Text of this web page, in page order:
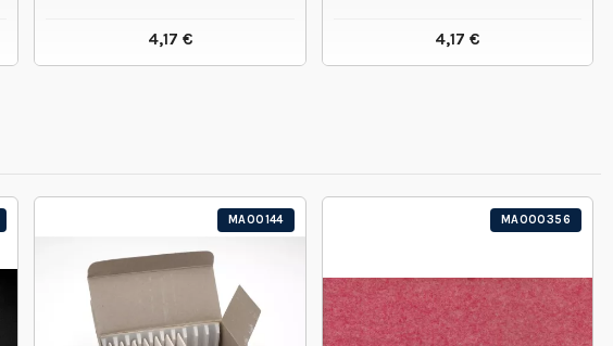
4,17 €
VOIR LE PRODUIT
4,17 €
VOIR LE PRODUIT
MA00144 MA000356